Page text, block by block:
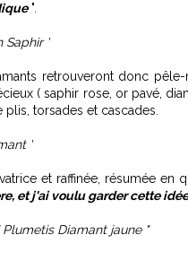
".
'
retrouveront donc
( saphir rose, or pavé,
torsades et cascades.
'
et raffinée, résumée en
et j'ai voulu garder cette
Diamant jaune "